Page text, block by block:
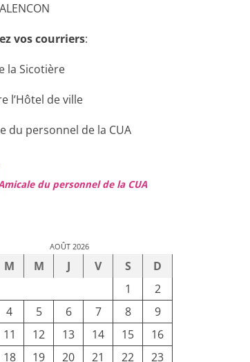
vos courriers:
la Sicotière
l’Hôtel de ville
du personnel de la CUA
du personnel de la CUA
AOÛT 2026
M M J V S
D
1
2
4 5 6 7 8
9
11 12 13 14 15
16
18 19 20 21 22 23